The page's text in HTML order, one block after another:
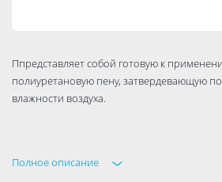
Ппредставляет собой готовую к
полиуретановую пену, затвердевающую
влажности воздуха.
Полное описание